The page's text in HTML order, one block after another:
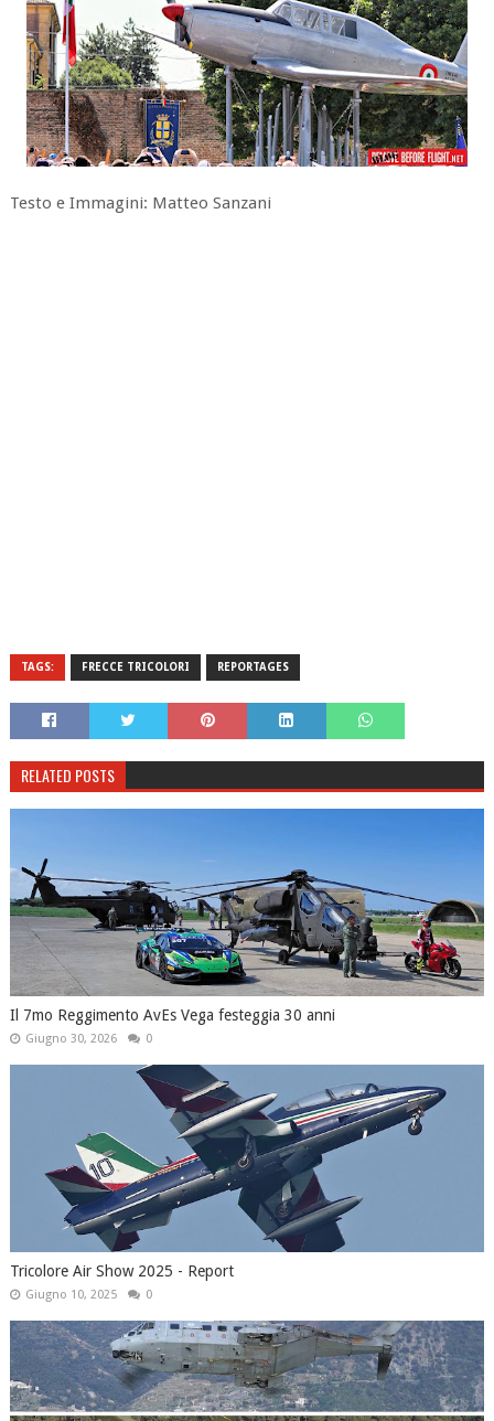
Testo e Immagini: Matteo Sanzani
TAGS: FRECCE TRICOLORI REPORTAGES
RELATED POSTS
Il 7mo Reggimento AvEs Vega festeggia 30 anni
Giugno 30, 2026 0
Tricolore Air Show 2025 - Report
Giugno 10, 2025 0